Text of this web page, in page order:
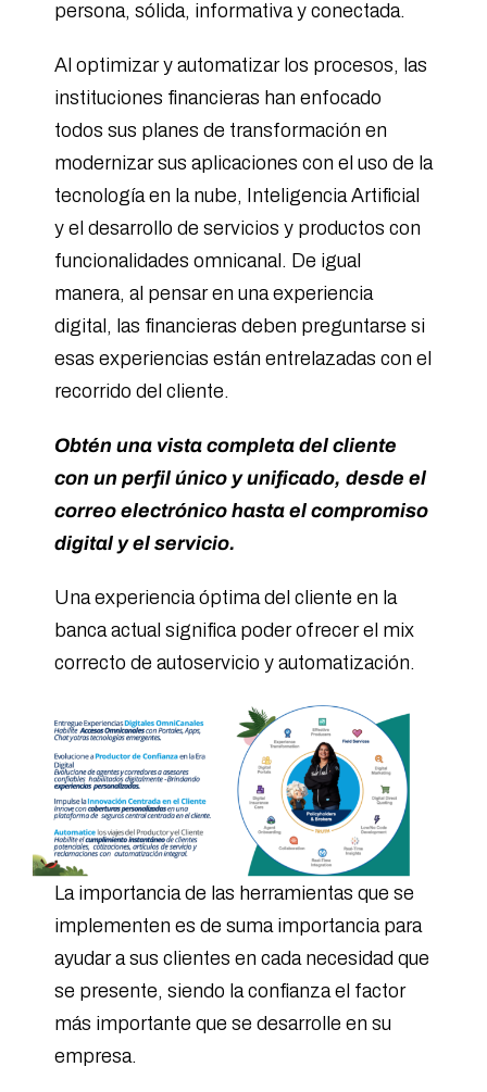
persona, sólida, informativa y conectada.
Al optimizar y automatizar los procesos, las
instituciones financieras han enfocado
todos sus planes de transformación en
modernizar sus aplicaciones con el uso de la
tecnología en la nube, Inteligencia Artificial
y el desarrollo de servicios y productos con
funcionalidades omnicanal. De igual
manera, al pensar en una experiencia
digital, las financieras deben preguntarse si
esas experiencias están entrelazadas con el
recorrido del cliente.
Obtén una vista completa del cliente
con un perfil único y unificado, desde el
correo electrónico hasta el compromiso
digital y el servicio.
Una experiencia óptima del cliente en la
banca actual significa poder ofrecer el mix
correcto de autoservicio y automatización.
La importancia de las herramientas que se
implementen es de suma importancia para
ayudar a sus clientes en cada necesidad que
se presente, siendo la confianza el factor
más importante que se desarrolle en su
empresa.